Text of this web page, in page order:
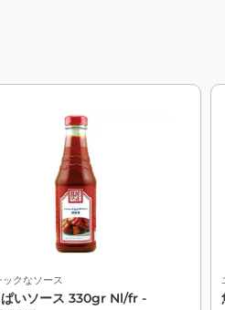
クなソース
いソース 330gr Nl/fr -